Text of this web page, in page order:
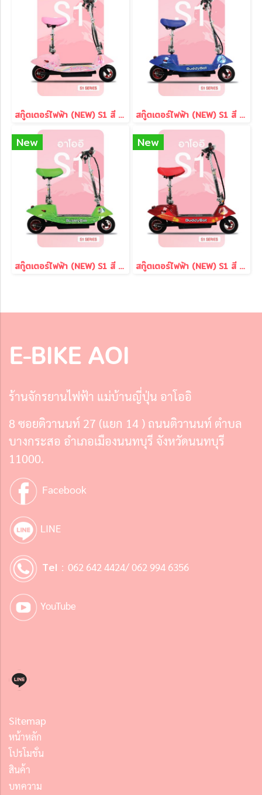
สกู๊ตเตอร์ไฟฟ้า (NEW) S1 สี Pink สกู๊ตเตอร์ไฟฟ้า (NEW) S1 สี Blue
New
สกู๊ตเตอร์ไฟฟ้า (NEW) S1 สี Green
New
สกู๊ตเตอร์ไฟฟ้า (NEW) S1 สี Red
E-BIKE AOI
ร้านจักรยานไฟฟ้า แม่บ้านญี่ปุ่น อาโออิ
8 ซอยติวานนท์ 27 (แยก 14 ) ถนนติวานนท์ ตำบล
บางกระสอ อำเภอเมืองนนทบุรี จังหวัดนนทบุรี
11000.
Facebook
LINE
Tel : 062 642 4424/ 062 994 6356
YouTube
Sitemap
หน้าหลัก
โปรโมชั่น
สินค้า
บทความ